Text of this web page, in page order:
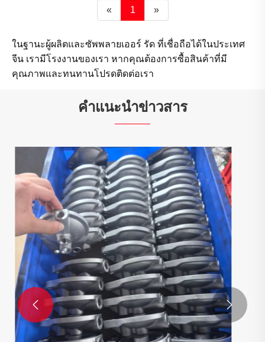
« 1 »
ในฐานะผู้ผลิตและซัพพลายเออร์ รัด ที่เชื่อถือได้ในประเทศ
จีน เรามีโรงงานของเรา หากคุณต้องการซื้อสินค้าที่มี
คุณภาพและทนทานโปรดติดต่อเรา
คำแนะนำข่าวสาร
คำสั่งซื้อจากต่างประเทศของ Tuoyuan Metal
จัดส่งไปยังสหรัฐอเมริกา
ดูเพิ่มเติม >>
 